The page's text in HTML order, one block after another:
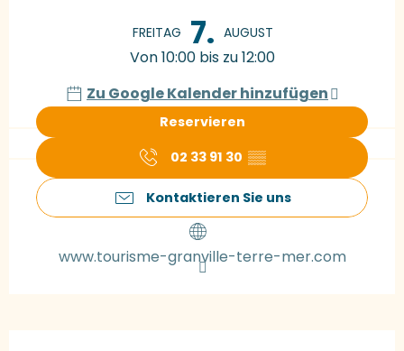
FREITAG 7. AUGUST
Von 10:00 bis zu 12:00
Zu Google Kalender hinzufügen
Reservieren
02 33 91 30 ▒▒
Kontaktieren Sie uns
www.tourisme-granville-terre-mer.com